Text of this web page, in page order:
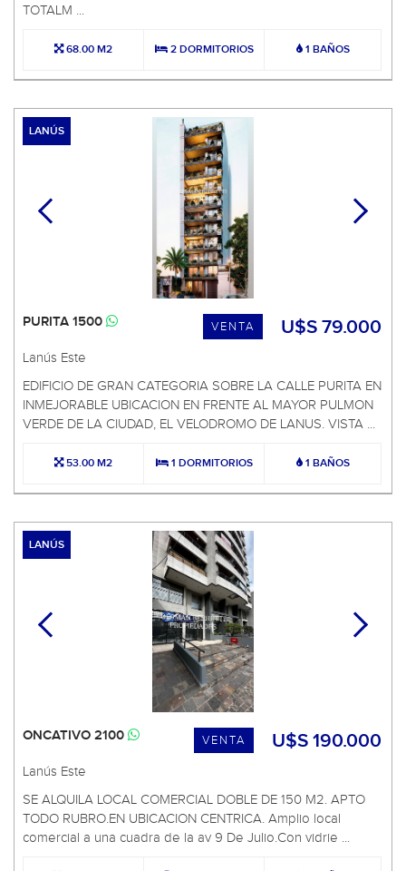
TOTALM ...
68.00 M2 2 DORMITORIOS 1 BAÑOS
LANÚS
U$S 79.000
VENTA
PURITA 1500
Lanús Este
EDIFICIO DE GRAN CATEGORIA SOBRE LA CALLE PURITA EN
INMEJORABLE UBICACION EN FRENTE AL MAYOR PULMON
VERDE DE LA CIUDAD, EL VELODROMO DE LANUS. VISTA ...
53.00 M2 1 DORMITORIOS 1 BAÑOS
LANÚS
U$S 190.000
VENTA
ONCATIVO 2100
Lanús Este
SE ALQUILA LOCAL COMERCIAL DOBLE DE 150 M2. APTO
TODO RUBRO.EN UBICACION CENTRICA. Amplio local
comercial a una cuadra de la av 9 De Julio.Con vidrie ...